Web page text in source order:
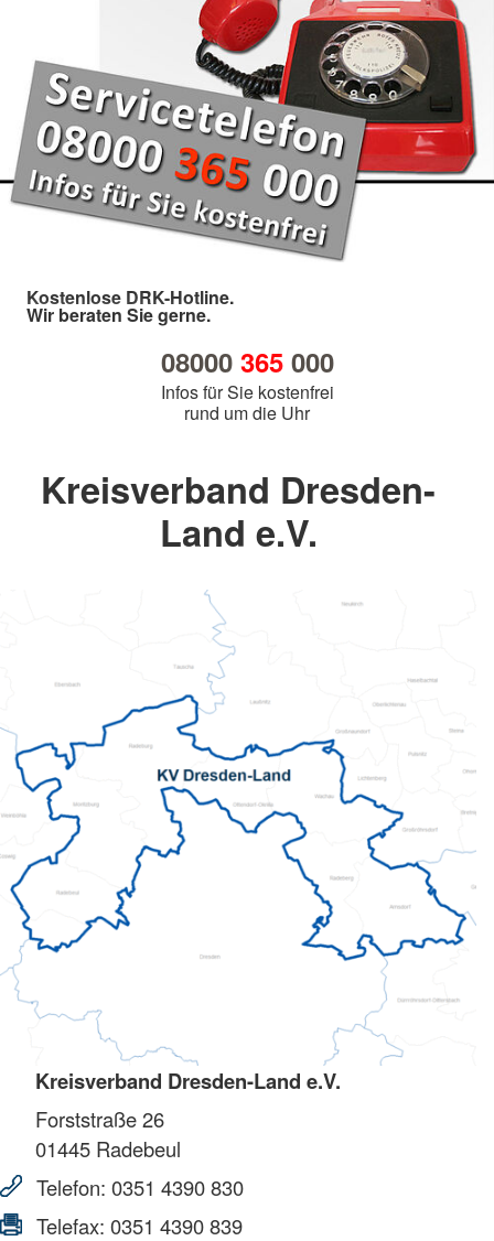
Kostenlose DRK-Hotline.
Wir beraten Sie gerne.
08000 365000
Infos für Sie kostenfrei
rund um die Uhr
Kreisverband Dresden-
Land e.V.
Kreisverband Dresden-Land e.V.
Forststraße 26
01445 Radebeul
Telefon: 0351 4390 830
Telefax: 0351 4390 839